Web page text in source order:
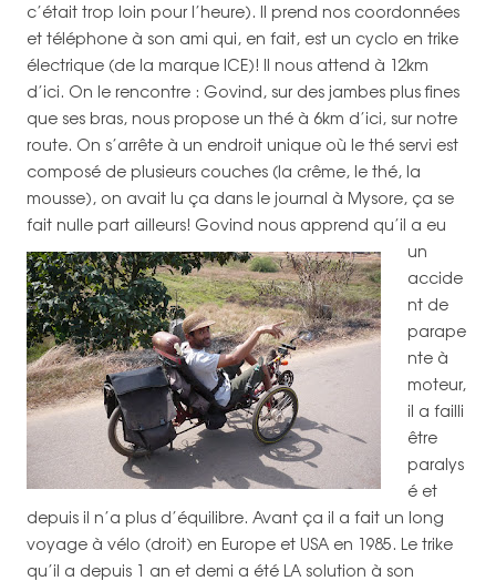
c’était trop loin pour l’heure). Il prend nos coordonnées
et téléphone à son ami qui, en fait, est un cyclo en trike
électrique (de la marque ICE)! Il nous attend à 12km
d’ici. On le rencontre : Govind, sur des jambes plus fines
que ses bras, nous propose un thé à 6km d’ici, sur notre
route. On s’arrête à un endroit unique où le thé servi est
composé de plusieurs couches (la crême, le thé, la
mousse), on avait lu ça dans le journal à Mysore, ça se
fait nulle part ailleurs! Govind nous apprend qu’il a eu
un
accide
nt de
parape
nte à
moteur,
il a failli
être
paralys
é et
depuis il n’a plus d’équilibre. Avant ça il a fait un long
voyage à vélo (droit) en Europe et USA en 1985. Le trike
qu’il a depuis 1 an et demi a été LA solution à son